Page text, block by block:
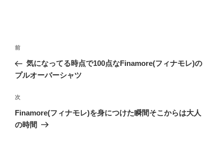
投
ナ
ゲ
ー
シ
前
の
投
前
気になってる時点で100点なFinamore(フィナモレ)の
プルオーバーシャツ
次
の
投
次
Finamore(フィナモレ)を身につけた瞬間そこからは大人
の時間